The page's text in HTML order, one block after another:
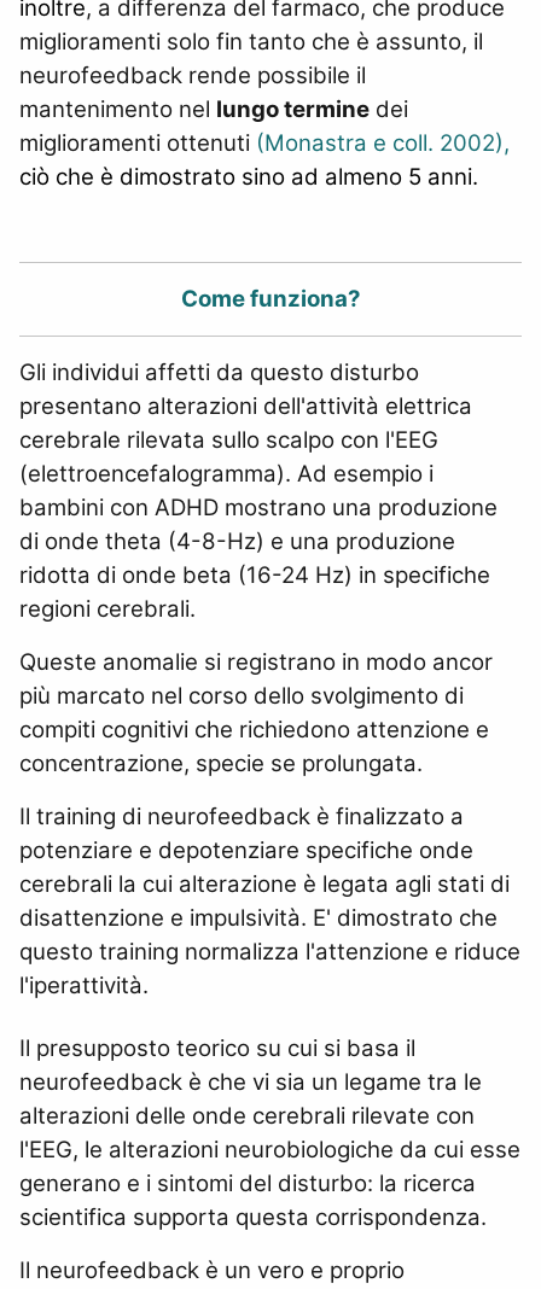
inoltre, a differenza del farmaco, che produce
miglioramenti solo fin tanto che è assunto, il
neurofeedback rende possibile il
mantenimento nel lungo termine dei
miglioramenti ottenuti (Monastra e coll. 2002),
ciò che è dimostrato sino ad almeno 5 anni.
Come funziona?
Gli individui affetti da questo disturbo
presentano alterazioni dell'attività elettrica
cerebrale rilevata sullo scalpo con l'EEG
(elettroencefalogramma). Ad esempio i
bambini con ADHD mostrano una produzione
di onde theta (4-8-Hz) e una produzione
ridotta di onde beta (16-24 Hz) in specifiche
regioni cerebrali.
Queste anomalie si registrano in modo ancor
più marcato nel corso dello svolgimento di
compiti cognitivi che richiedono attenzione e
concentrazione, specie se prolungata.
Il training di neurofeedback è finalizzato a
potenziare e depotenziare specifiche onde
cerebrali la cui alterazione è legata agli stati di
disattenzione e impulsività. E' dimostrato che
questo training normalizza l'attenzione e riduce
l'iperattività.
Il presupposto teorico su cui si basa il
neurofeedback è che vi sia un legame tra le
alterazioni delle onde cerebrali rilevate con
l'EEG, le alterazioni neurobiologiche da cui esse
generano e i sintomi del disturbo: la ricerca
scientifica supporta questa corrispondenza.
Il neurofeedback è un vero e proprio